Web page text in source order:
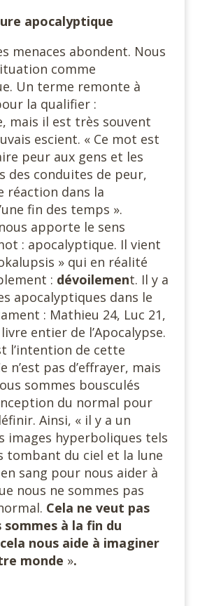
apocalyptique
menaces abondent. Nous
comme
Un terme remonte à
la qualifier :
mais il est très souvent
escient. « Ce mot est
peur aux gens et les
des conduites de peur,
réaction dans la
fin des temps ».
apporte le sens
: apocalyptique. Il vient
» qui en réalité
: dévoilement. Il y a
apocalyptiques dans le
: Mathieu 24, Luc 21,
entier de l’Apocalypse.
l’intention de cette
n’est pas d’effrayer, mais
sommes bousculés
du normal pour
Ainsi, « il y a un
images hyperboliques tels
tombant du ciel et la lune
sang pour nous aider à
nous ne sommes pas
Cela ne veut pas
sommes à la fin du
nous aide à imaginer
monde ».